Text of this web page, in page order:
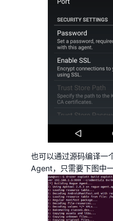
也可以通过源码编译一
Agent，只需要下图中一